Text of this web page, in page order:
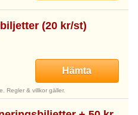
(20 kr/st)
Hämta
Regler & villkor gäller.